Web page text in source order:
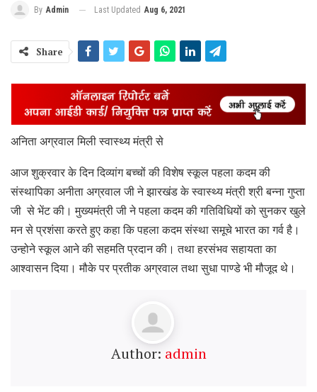
By Admin Last Updated Aug 6, 2021
Share
अनिता अग्रवाल मिली स्वास्थ्य मंत्री से
आज शुक्रवार के दिन दिव्यांग बच्चों की विशेष स्कूल पहला कदम की
संस्थापिका अनीता अग्रवाल जी ने झारखंड के स्वास्थ्य मंत्री श्री बन्ना गुप्ता
जी से भेंट की। मुख्यमंत्री जी ने पहला कदम की गतिविधियों को सुनकर खुले
मन से प्रशंसा करते हुए कहा कि पहला कदम संस्था समूचे भारत का गर्व है।
उन्होने स्कूल आने की सहमति प्रदान की। तथा हरसंभव सहायता का
आश्वासन दिया। मौके पर प्रतीक अग्रवाल तथा सुधा पाण्डे भी मौजूद थे।
Author: admin